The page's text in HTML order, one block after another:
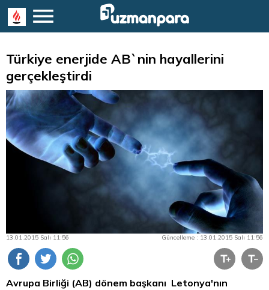
Türkiye enerjide AB`nin hayallerini
gerçekleştirdi
13.01.2015 Salı 11:56 Güncelleme : 13.01.2015 Salı 11:56
Avrupa Birliği (AB) dönem başkanı Letonya'nın